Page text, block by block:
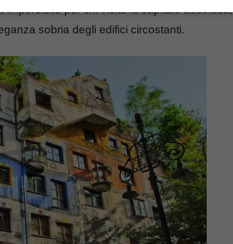
per chi visita la capitale austriaca,
sobria degli edifici circostanti.